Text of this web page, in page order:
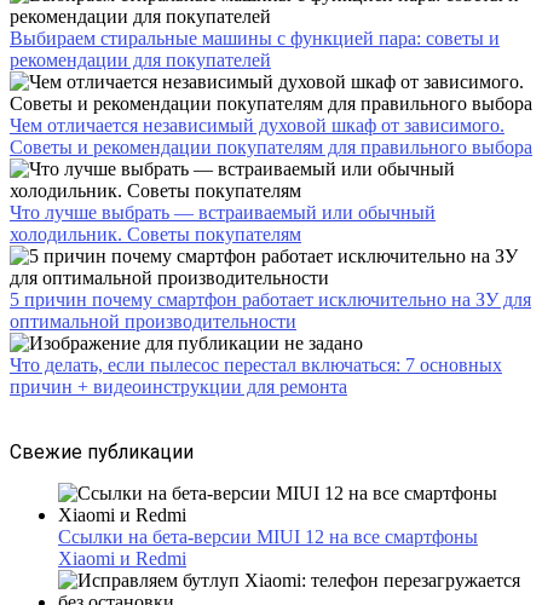
Выбираем стиральные машины с функцией пара: советы и
рекомендации для покупателей
Чем отличается независимый духовой шкаф от зависимого.
Советы и рекомендации покупателям для правильного выбора
Что лучше выбрать — встраиваемый или обычный
холодильник. Советы покупателям
5 причин почему смартфон работает исключительно на ЗУ для
оптимальной производительности
Что делать, если пылесос перестал включаться: 7 основных
причин + видеоинструкции для ремонта
Свежие публикации
Ссылки на бета-версии MIUI 12 на все смартфоны
Xiaomi и Redmi